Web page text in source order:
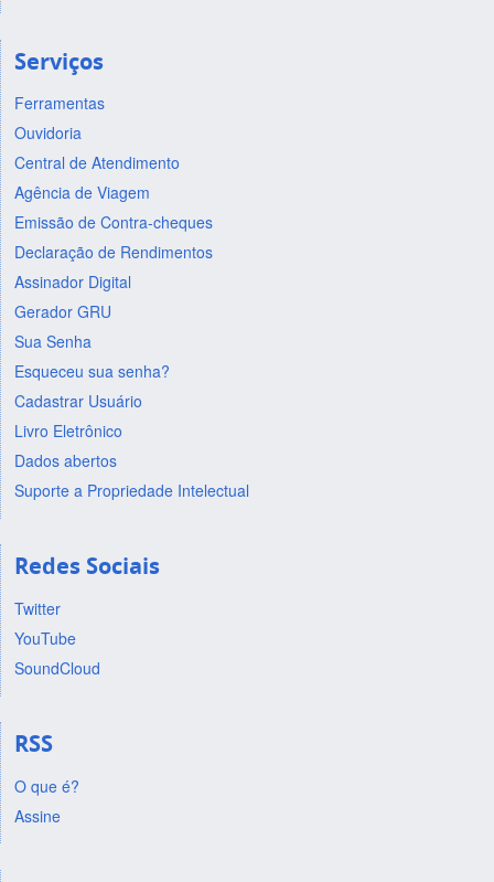
Serviços
Ferramentas
Ouvidoria
Central de Atendimento
Agência de Viagem
Emissão de Contra-cheques
Declaração de Rendimentos
Assinador Digital
Gerador GRU
Sua Senha
Esqueceu sua senha?
Cadastrar Usuário
Livro Eletrônico
Dados abertos
Suporte a Propriedade Intelectual
Redes Sociais
Twitter
YouTube
SoundCloud
RSS
O que é?
Assine